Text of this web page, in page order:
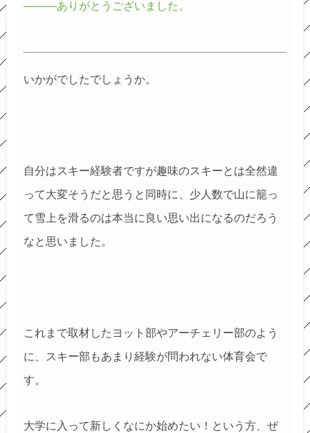
―――ありがとうございました。
いかがでしたでしょうか。
自分はスキー経験者ですが趣味のスキーとは全然違
って大変そうだと思うと同時に、少人数で山に籠っ
て雪上を滑るのは本当に良い思い出になるのだろう
なと思いました。
これまで取材したヨット部やアーチェリー部のよう
に、スキー部もあまり経験が問われない体育会で
す。
大学に入って新しくなにか始めたい！という方、ぜ